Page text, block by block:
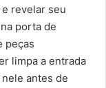
revelar seu
porta de
peças
limpa a entrada
antes de